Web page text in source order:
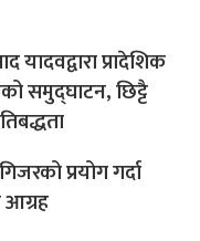
यादवद्वारा प्रादेशिक
समुद्घाटन, छिट्टै
प्रयोग गर्दा
आग्रह